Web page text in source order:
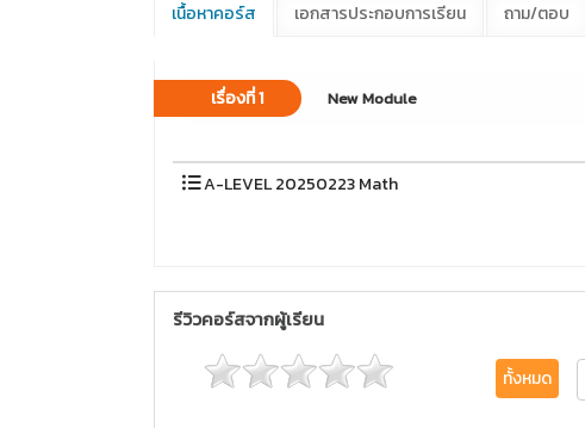
เนื้อหาคอร์ส เอกสารประกอบการเรียน ถาม/ตอบ
เรื่องที่ 1 New Module
A-LEVEL 20250223 Math
รีวิวคอร์สจากผู้เรียน
ทั้งหมด